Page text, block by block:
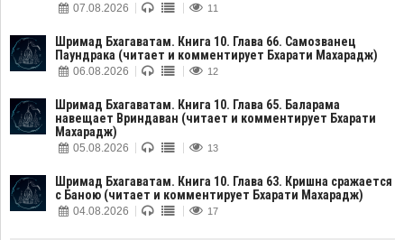
07.08.2026 11
Шримад Бхагаватам. Книга 10. Глава 66. Самозванец
Паундрака (читает и комментирует Бхарати Махарадж)
06.08.2026 12
Шримад Бхагаватам. Книга 10. Глава 65. Баларама
навещает Вриндаван (читает и комментирует Бхарати
Махарадж)
05.08.2026 13
Шримад Бхагаватам. Книга 10. Глава 63. Кришна сражается
с Баною (читает и комментирует Бхарати Махарадж)
04.08.2026 17